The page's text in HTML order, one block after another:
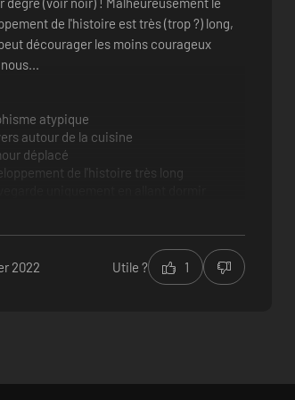
de l'histoire est très (trop ?) long,
décourager les moins courageux
atypique
autour de la cuisine
déplacé
de l'histoire très long
2022 Utile ? 1